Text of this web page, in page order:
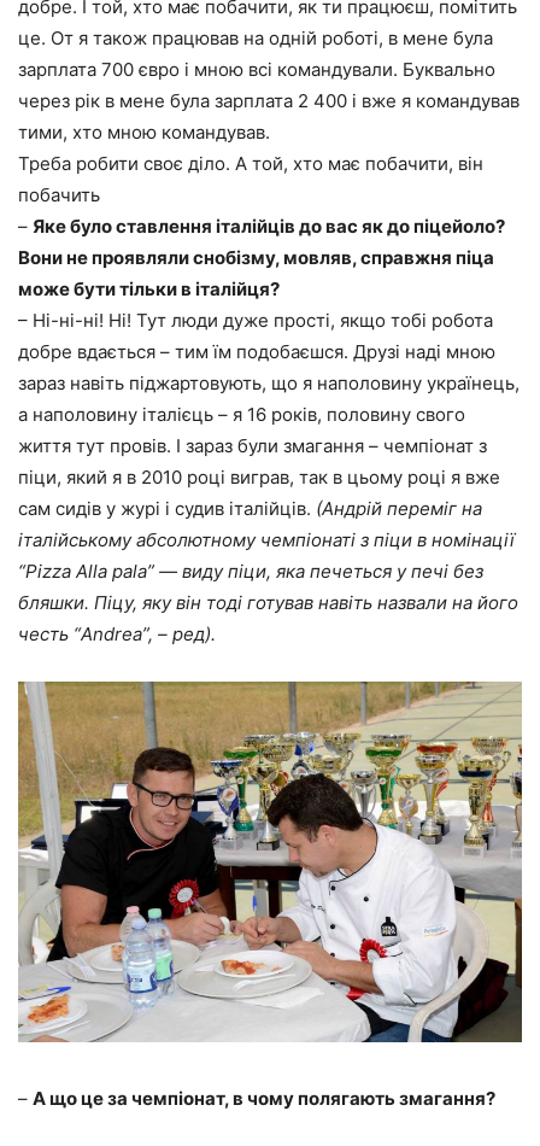
добре. І той, хто має побачити, як ти працюєш, помітить
це. От я також працював на одній роботі, в мене була
зарплата 700 євро і мною всі командували. Буквально
через рік в мене була зарплата 2 400 і вже я командував
тими, хто мною командував.
Треба робити своє діло. А той, хто має побачити, він
побачить
– Яке було ставлення італійців до вас як до піцейоло?
Вони не проявляли снобізму, мовляв, справжня піца
може бути тільки в італійця?
– Ні-ні-ні! Ні! Тут люди дуже прості, якщо тобі робота
добре вдається – тим їм подобаєшся. Друзі наді мною
зараз навіть піджартовують, що я наполовину українець,
а наполовину італієць – я 16 років, половину свого
життя тут провів. І зараз були змагання – чемпіонат з
піци, який я в 2010 році виграв, так в цьому році я вже
сам сидів у журі і судив італійців. (Андрій переміг на
італійському абсолютному чемпіонаті з піци в номінації
“Рizza Аlla pala” — виду піци, яка печеться у печі без
бляшки. Піцу, яку він тоді готував навіть назвали на його
честь “Andrea”, – ред).
– А що це за чемпіонат, в чому полягають змагання?